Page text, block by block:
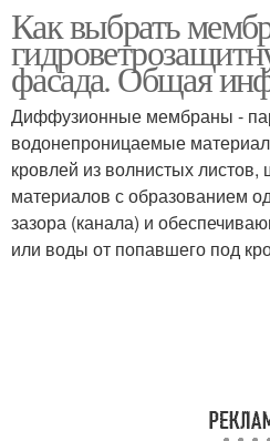
Ветровлагозащитные
мембраны
Как выбрать
фасада. Общая
Диффузионные мембраны -
водонепроницаемые
кровлей из волнистых
материалов с образованием
зазора (канала) и
или воды от попавшего под